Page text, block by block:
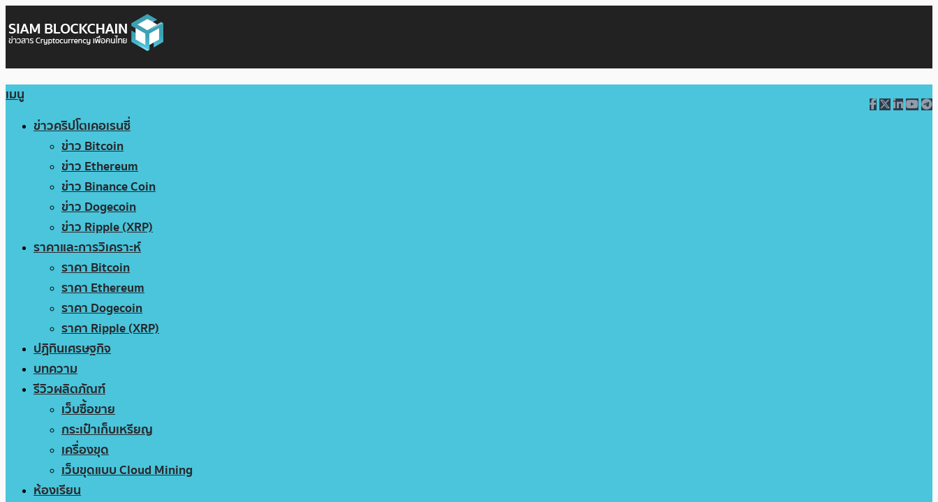
เมนู
ข่าวคริปโตเคอเรนซี่
ข่าว Bitcoin
ข่าว Ethereum
ข่าว Binance Coin
ข่าว Dogecoin
ข่าว Ripple (XRP)
ราคาและการวิเคราะห์
ราคา Bitcoin
ราคา Ethereum
ราคา Dogecoin
ราคา Ripple (XRP)
ปฏิทินเศรษฐกิจ
บทความ
รีวิวผลิตภัณฑ์
เว็บซื้อขาย
กระเป๋าเก็บเหรียญ
เครื่องขุด
เว็บขุดแบบ Cloud Mining
ห้องเรียน